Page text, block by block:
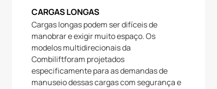
CARGAS LONGAS
Cargas longas podem ser difíceis de
manobrar e exigir muito espaço. Os
modelos multidirecionais da
Combiliftforam projetados
especificamente para as demandas de
manuseio dessas cargas com segurança e